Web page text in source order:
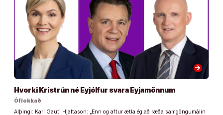
arrow_forward
Hvorki Kristrún né Eyjólfur svara Eyjamönnum
Óflokkað
Alþingi: Karl Gauti Hjaltason: „Enn og aftur ætla ég að ræða samgöngumálin